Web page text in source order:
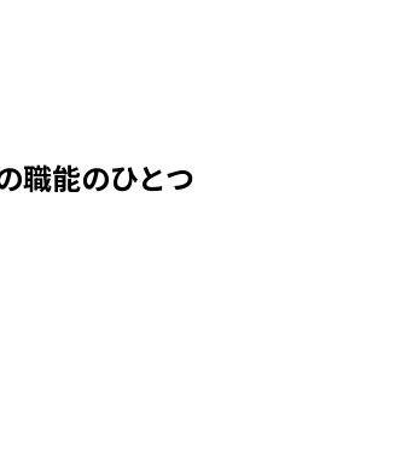
職能のひとつ